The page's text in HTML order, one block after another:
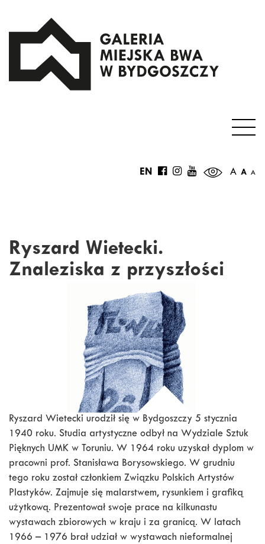
A A A
EN
Ryszard Wietecki.
Znaleziska z przyszłości
Ryszard Wietecki urodził się w Bydgoszczy 5 stycznia
1940 roku. Studia artystyczne odbył na Wydziale Sztuk
Pięknych UMK w Toruniu. W 1964 roku uzyskał dyplom w
pracowni prof. Stanisława Borysowskiego. W grudniu
tego roku został członkiem Związku Polskich Artystów
Plastyków. Zajmuje się malarstwem, rysunkiem i grafiką
użytkową. Prezentował swoje prace na kilkunastu
wystawach zbiorowych w kraju i za granicą. W latach
1966 – 1976 brał udział w wystawach nieformalnej